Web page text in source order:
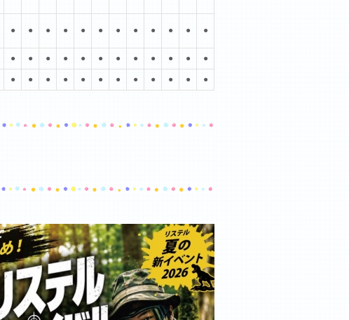
● ● ● ● ● ● ● ● ● ● ● ●
● ● ● ● ● ● ● ● ● ● ● ●
● ● ● ● ● ● ● ● ● ● ● ●